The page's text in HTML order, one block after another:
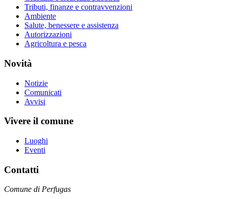
Tributi, finanze e contravvenzioni
Ambiente
Salute, benessere e assistenza
Autorizzazioni
Agricoltura e pesca
Novità
Notizie
Comunicati
Avvisi
Vivere il comune
Luoghi
Eventi
Contatti
Comune di Perfugas